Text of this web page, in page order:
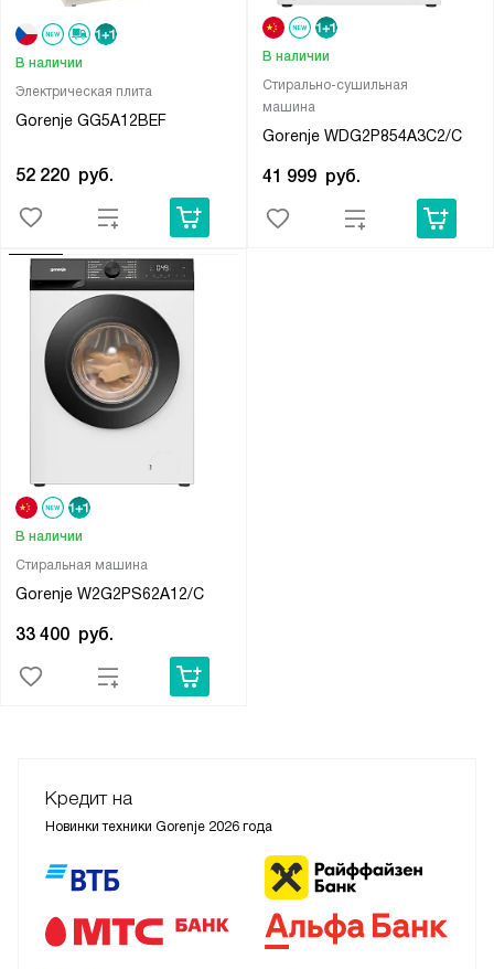
Электрическая плита
Gorenje GG5A12BEF
В наличии
52 220 руб.
Стирально-сушильная
машина
Gorenje WDG2P854A3C2/C
В наличии
41 999 руб.
Стиральная машина
Gorenje W2G2PS62A12/C
В наличии
33 400 руб.
Кредит на
Новинки техники Gorenje 2026 года